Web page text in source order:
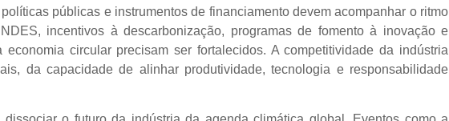
públicas e instrumentos de financiamento devem acompanhar o ritmo
incentivos à descarbonização, programas de fomento à inovação e
circular precisam ser fortalecidos. A competitividade da indústria
da capacidade de alinhar produtividade, tecnologia e responsabilidade